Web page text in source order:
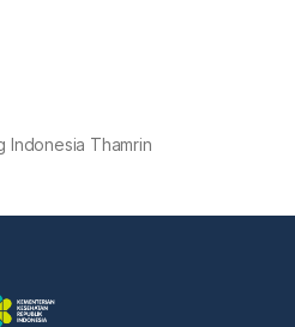
Indonesia Thamrin